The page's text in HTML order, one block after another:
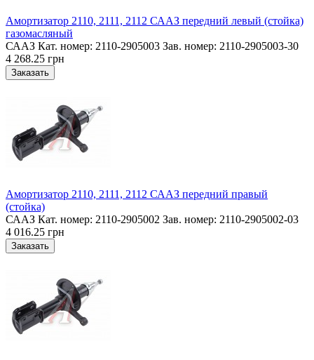
Амортизатор 2110, 2111, 2112 СААЗ передний левый (стойка)
газомасляный
СААЗ Кат. номер: 2110-2905003 Зав. номер: 2110-2905003-30
4 268.25 грн
Амортизатор 2110, 2111, 2112 СААЗ передний правый
(стойка)
СААЗ Кат. номер: 2110-2905002 Зав. номер: 2110-2905002-03
4 016.25 грн